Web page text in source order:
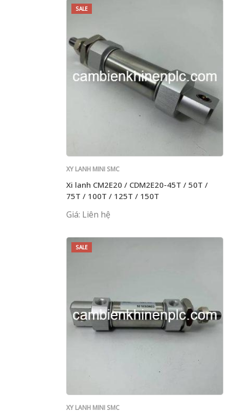
SALE
XY LANH MINI SMC
Xi lanh CM2E20 / CDM2E20-45T / 50T /
75T / 100T / 125T / 150T
Giá: Liên hệ
SALE
XY LANH MINI SMC